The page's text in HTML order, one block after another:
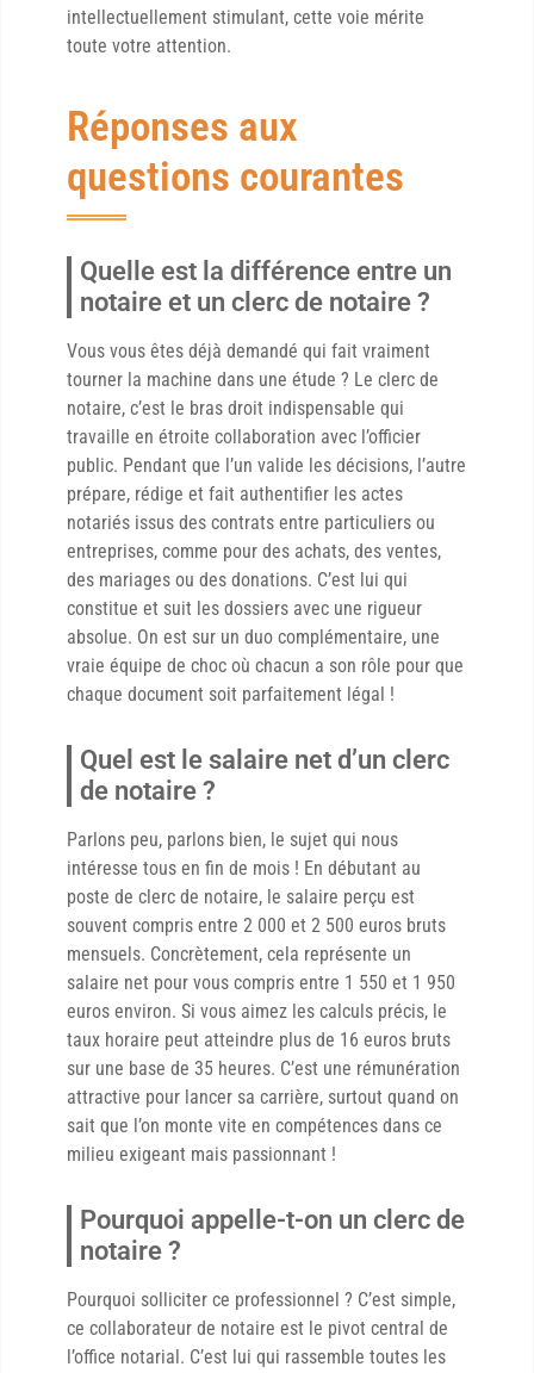
intellectuellement stimulant, cette voie mérite
toute votre attention.
Réponses aux
questions courantes
Quelle est la différence entre un
notaire et un clerc de notaire ?
Vous vous êtes déjà demandé qui fait vraiment
tourner la machine dans une étude ? Le clerc de
notaire, c’est le bras droit indispensable qui
travaille en étroite collaboration avec l’officier
public. Pendant que l’un valide les décisions, l’autre
prépare, rédige et fait authentifier les actes
notariés issus des contrats entre particuliers ou
entreprises, comme pour des achats, des ventes,
des mariages ou des donations. C’est lui qui
constitue et suit les dossiers avec une rigueur
absolue. On est sur un duo complémentaire, une
vraie équipe de choc où chacun a son rôle pour que
chaque document soit parfaitement légal !
Quel est le salaire net d’un clerc
de notaire ?
Parlons peu, parlons bien, le sujet qui nous
intéresse tous en fin de mois ! En débutant au
poste de clerc de notaire, le salaire perçu est
souvent compris entre 2 000 et 2 500 euros bruts
mensuels. Concrètement, cela représente un
salaire net pour vous compris entre 1 550 et 1 950
euros environ. Si vous aimez les calculs précis, le
taux horaire peut atteindre plus de 16 euros bruts
sur une base de 35 heures. C’est une rémunération
attractive pour lancer sa carrière, surtout quand on
sait que l’on monte vite en compétences dans ce
milieu exigeant mais passionnant !
Pourquoi appelle-t-on un clerc de
notaire ?
Pourquoi solliciter ce professionnel ? C’est simple,
ce collaborateur de notaire est le pivot central de
l’office notarial. C’est lui qui rassemble toutes les